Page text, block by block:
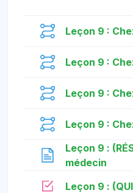
Leçon 9 :
Leçon 9 :
Leçon 9 :
Leçon 9 :
Leçon 9 :
médecin
Leçon 9 :